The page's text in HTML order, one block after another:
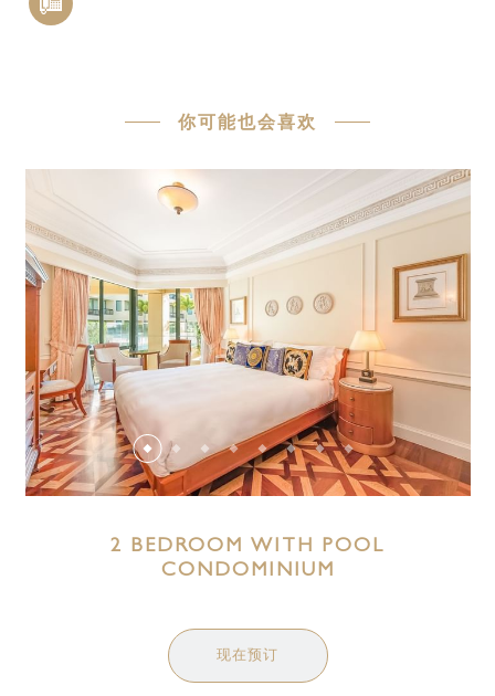
你可能也会喜欢
2 BEDROOM WITH POOL
CONDOMINIUM
现在预订